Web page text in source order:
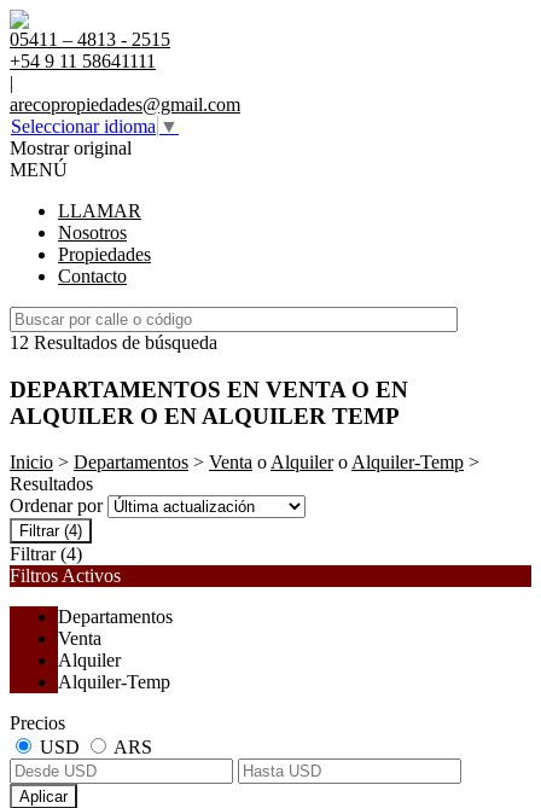
05411 – 4813 - 2515
+54 9 11 58641111
|
arecopropiedades@gmail.com
Seleccionar idioma ▼
Mostrar original
MENÚ
LLAMAR
Nosotros
Propiedades
Contacto
12 Resultados de búsqueda
DEPARTAMENTOS EN VENTA O EN
ALQUILER O EN ALQUILER TEMP
Inicio > Departamentos > Venta oAlquileroAlquiler-Temp >
Resultados
Ordenar por
Filtrar (4)
Filtrar (4)
Filtros Activos
Departamentos
Venta
Alquiler
Alquiler-Temp
Precios
USD
ARS
Aplicar